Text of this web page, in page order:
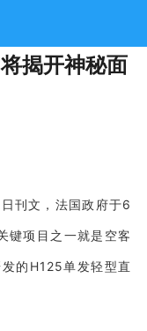
揭开神秘面
刊文，法国政府于6
键项目之一就是空客
的H125单发轻型直